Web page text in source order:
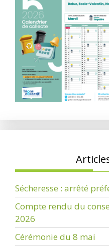
Sécheresse : arrêté
Compte rendu du
2026
Cérémonie du 8 mai